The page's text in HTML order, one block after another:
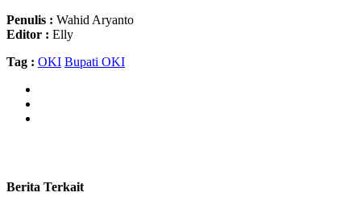
Penulis : Wahid Aryanto
Editor : Elly
Tag : OKI Bupati OKI
Berita Terkait